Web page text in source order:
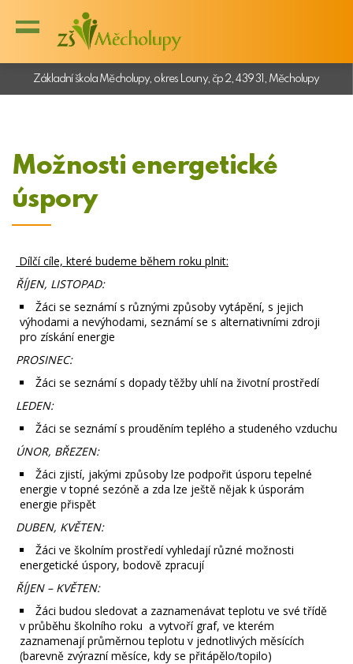
Základní škola Měcholupy, okres Louny, čp 2, 439 31, Měcholupy
Možnosti energetické
úspory
Dílčí cíle, které budeme během roku plnit:
ŘÍJEN, LISTOPAD:
Žáci se seznámí s různými způsoby vytápění, s jejich
výhodami a nevýhodami, seznámí se s alternativními zdroji
pro získání energie
PROSINEC:
Žáci se seznámí s dopady těžby uhlí na životní prostředí
LEDEN:
Žáci se seznámí s prouděním teplého a studeného vzduchu
ÚNOR, BŘEZEN:
Žáci zjistí, jakými způsoby lze podpořit úsporu tepelné
energie v topné sezóně a zda lze ještě nějak k úsporám
energie přispět
DUBEN, KVĚTEN:
Žáci ve školním prostředí vyhledají různé možnosti
energetické úspory, bodově zpracují
ŘÍJEN – KVĚTEN:
Žáci budou sledovat a zaznamenávat teplotu ve své třídě
v průběhu školního roku a vytvoří graf, ve kterém
zaznamenají průměrnou teplotu v jednotlivých měsících
(barevně zvýrazní měsíce, kdy se přitápělo/topilo)